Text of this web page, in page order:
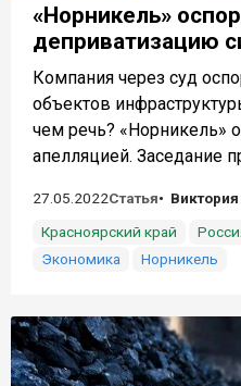
«Норникель»
деприватизацию
Компания через суд
объектов
чем речь? «Норникель»
апелляцией. Заседание
27.05.2022Статья
Красноярский край
Экономика
Норникель